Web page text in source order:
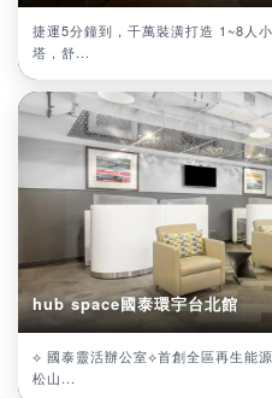
捷運5分鐘到，千萬裝潢打造 1~8人
塔，舒...
hub space國泰環宇台北館
⟡ 國泰靈活辦公室⟡首創全區再生能
松山...